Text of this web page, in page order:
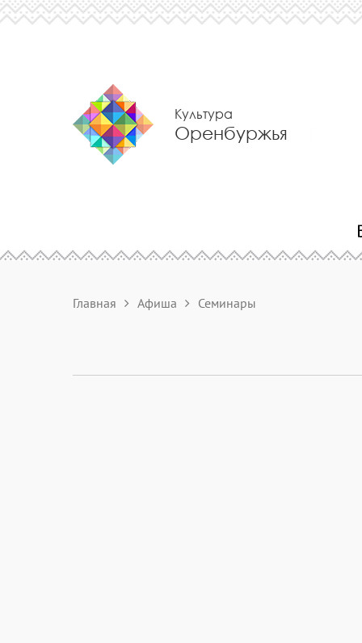
Культура
Оренбуржья
Главная Афиша Семинары